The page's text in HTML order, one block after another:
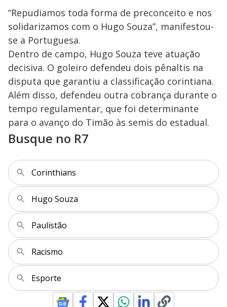
“Repudiamos toda forma de preconceito e nos
solidarizamos com o Hugo Souza”, manifestou-
se a Portuguesa.
Dentro de campo, Hugo Souza teve atuação
decisiva. O goleiro defendeu dois pênaltis na
disputa que garantiu a classificação corintiana.
Além disso, defendeu outra cobrança durante o
tempo regulamentar, que foi determinante
para o avanço do Timão às semis do estadual.
Busque no R7
Corinthians
Hugo Souza
Paulistão
Racismo
Esporte